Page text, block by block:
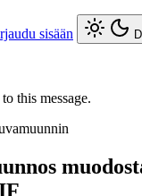
sisään
this message.